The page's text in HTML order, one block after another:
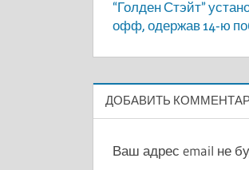
по
записям
“Голден Стэйт”
офф, одержав 14-ю
ДОБАВИТЬ
Ваш адрес email не